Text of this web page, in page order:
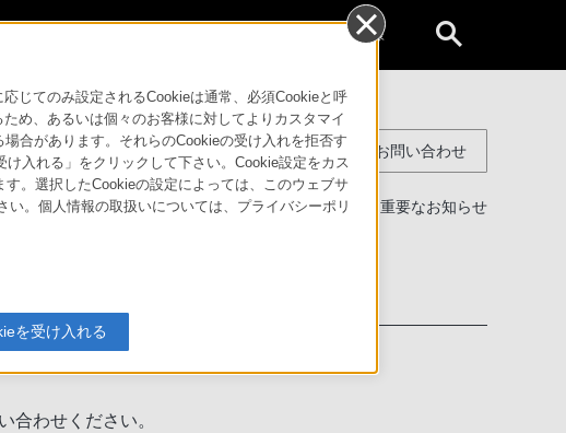
個人のお客様
コンスーマー製品に関するお問い合わせ
製品に関する重要なお知らせ
わせ
合わせください。
じてのみ設定されるCookieは通常、必須Cookieと呼
め、あるいは個々のお客様に対してよりカスタマイ
合があります。それらのCookieの受け入れを拒否す
入れる」をクリックして下さい。Cookie設定をカス
。選択したCookieの設定によっては、このウェブサ
。個人情報の取扱いについては、プライバシーポリ
を受け入れる